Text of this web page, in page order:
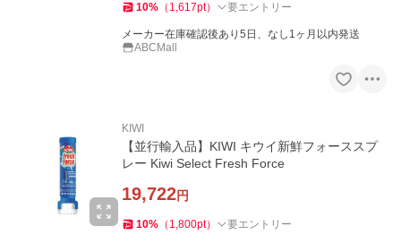
10% （ 1,617pt） 要エントリー
メーカー在庫確認後あり5日、なし1ヶ月以内発送
ABCMall
KIWI
【並行輸入品】KIWI キウイ新鮮フォーススプ
レー Kiwi Select Fresh Force
19,722円
10% （ 1,800pt） 要エントリー